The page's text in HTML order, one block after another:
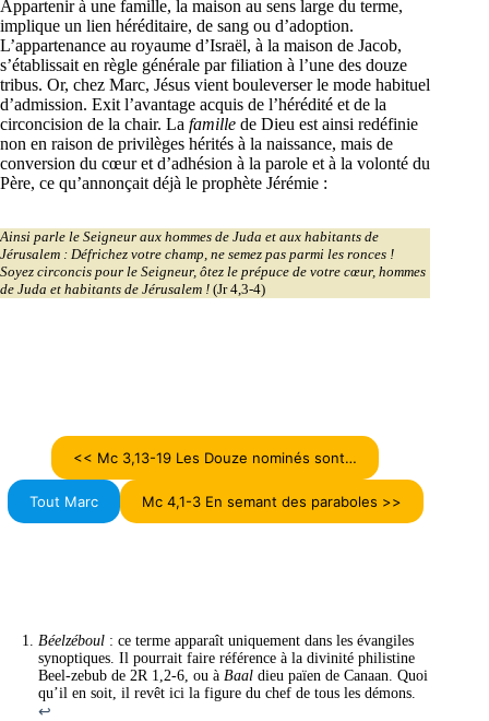
Appartenir à une famille, la maison au sens large du terme,
implique un lien héréditaire, de sang ou d’adoption.
L’appartenance au royaume d’Israël, à la maison de Jacob,
s’établissait en règle générale par filiation à l’une des douze
tribus. Or, chez Marc, Jésus vient bouleverser le mode habituel
d’admission. Exit l’avantage acquis de l’hérédité et de la
circoncision de la chair. La famille de Dieu est ainsi redéfinie
non en raison de privilèges hérités à la naissance, mais de
conversion du cœur et d’adhésion à la parole et à la volonté du
Père, ce qu’annonçait déjà le prophète Jérémie :
Ainsi parle le Seigneur aux hommes de Juda et aux habitants de
Jérusalem : Défrichez votre champ, ne semez pas parmi les ronces !
Soyez circoncis pour le Seigneur, ôtez le prépuce de votre cœur, hommes
de Juda et habitants de Jérusalem ! (Jr 4,3-4)
<< Mc 3,13-19 Les Douze nominés sont…
Tout Marc Mc 4,1-3 En semant des paraboles >>
Béelzéboul : ce terme apparaît uniquement dans les évangiles
synoptiques. Il pourrait faire référence à la divinité philistine
Beel-zebub de 2R 1,2-6, ou à Baal dieu païen de Canaan. Quoi
qu’il en soit, il revêt ici la figure du chef de tous les démons.
↩︎